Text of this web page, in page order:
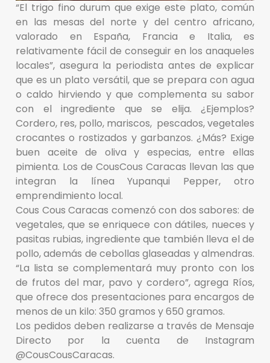
“El trigo fino durum que exige este plato, común
en las mesas del norte y del centro africano,
valorado en España, Francia e Italia, es
relativamente fácil de conseguir en los anaqueles
locales”, asegura la periodista antes de explicar
que es un plato versátil, que se prepara con agua
o caldo hirviendo y que complementa su sabor
con el ingrediente que se elija. ¿Ejemplos?
Cordero, res, pollo, mariscos, pescados, vegetales
crocantes o rostizados y garbanzos. ¿Más? Exige
buen aceite de oliva y especias, entre ellas
pimienta. Los de CousCous Caracas llevan las que
integran la línea Yupanqui Pepper, otro
emprendimiento local.
Cous Cous Caracas comenzó con dos sabores: de
vegetales, que se enriquece con dátiles, nueces y
pasitas rubias, ingrediente que también lleva el de
pollo, además de cebollas glaseadas y almendras.
“La lista se complementará muy pronto con los
de frutos del mar, pavo y cordero”, agrega Ríos,
que ofrece dos presentaciones para encargos de
menos de un kilo: 350 gramos y 650 gramos.
Los pedidos deben realizarse a través de Mensaje
Directo por la cuenta de Instagram
@CousCousCaracas.